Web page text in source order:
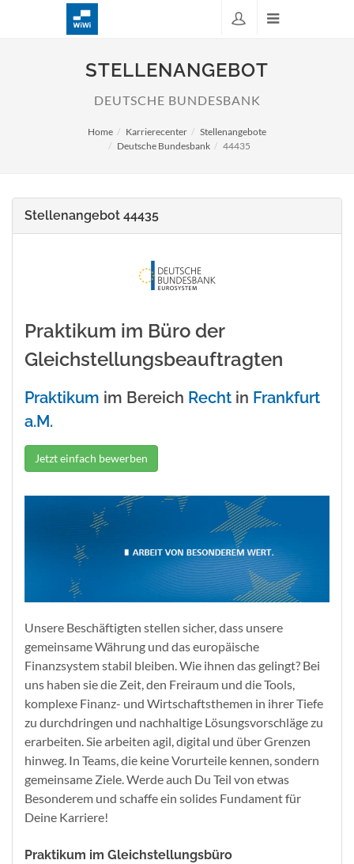
STELLENANGEBOT
DEUTSCHE BUNDESBANK
Home Karrierecenter
Stellenangebote
Deutsche Bundesbank
44435
Stellenangebot 44435
Praktikum im Büro der
Gleichstellungsbeauftragten
Praktikum im Bereich Recht in Frankfurt
a.M.
Jetzt einfach bewerben
Unsere Beschäftigten stellen sicher, dass unsere
gemeinsame Währung und das europäische
Finanzsystem stabil bleiben. Wie ihnen das gelingt? Bei
uns haben sie die Zeit, den Freiraum und die Tools,
komplexe Finanz- und Wirtschaftsthemen in ihrer Tiefe
zu durchdringen und nachhaltige Lösungsvorschläge zu
erarbeiten. Sie arbeiten agil, digital und über Grenzen
hinweg. In Teams, die keine Vorurteile kennen, sondern
gemeinsame Ziele. Werde auch Du Teil von etwas
Besonderem und schaffe ein solides Fundament für
Deine Karriere!
Praktikum im Gleichstellungsbüro